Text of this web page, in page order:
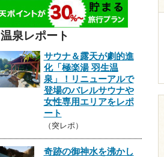
温泉レポート
サウナ＆露天が劇的進
化「極楽湯 羽生温
泉」！リニューアルで
登場のバレルサウナや
女性専用エリアをレポ
ート
（突レポ）
奇跡の御神水を沸かし